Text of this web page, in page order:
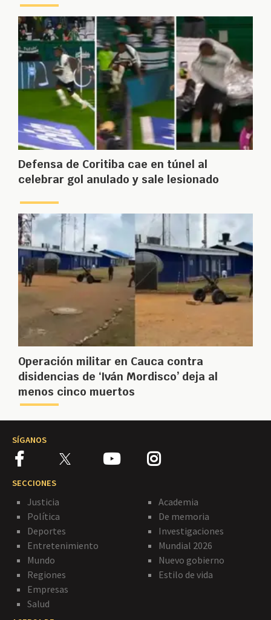
Defensa de Coritiba cae en túnel al
celebrar gol anulado y sale lesionado
Operación militar en Cauca contra
disidencias de ‘Iván Mordisco’ deja al
menos cinco muertos
SÍGANOS
SECCIONES
Justicia
Política
Deportes
Entretenimiento
Mundo
Regiones
Empresas
Salud
Academia
De memoria
Investigaciones
Mundial 2026
Nuevo gobierno
Estilo de vida